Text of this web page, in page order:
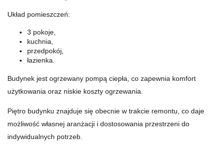
Układ pomieszczeń:
3 pokoje,
kuchnia,
przedpokój,
łazienka.
Budynek jest ogrzewany pompą ciepła, co zapewnia komfort
użytkowania oraz niskie koszty ogrzewania.
Piętro budynku znajduje się obecnie w trakcie remontu, co daje
możliwość własnej aranżacji i dostosowania przestrzeni do
indywidualnych potrzeb.